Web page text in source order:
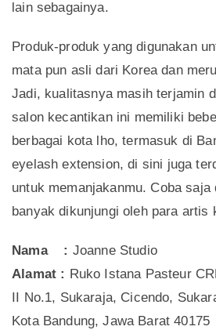
lain sebagainya.
Produk-produk yang digunakan
mata pun asli dari Korea dan
Jadi, kualitasnya masih terjamin
salon kecantikan ini memiliki
berbagai kota lho, termasuk di
eyelash extension, di sini juga
untuk memanjakanmu. Coba saja
banyak dikunjungi oleh para artis
Nama : Joanne Studio
Alamat : Ruko Istana Pasteur
II No.1, Sukaraja, Cicendo,
Kota Bandung, Jawa Barat 40175